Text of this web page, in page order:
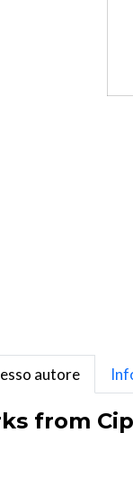
autore
from